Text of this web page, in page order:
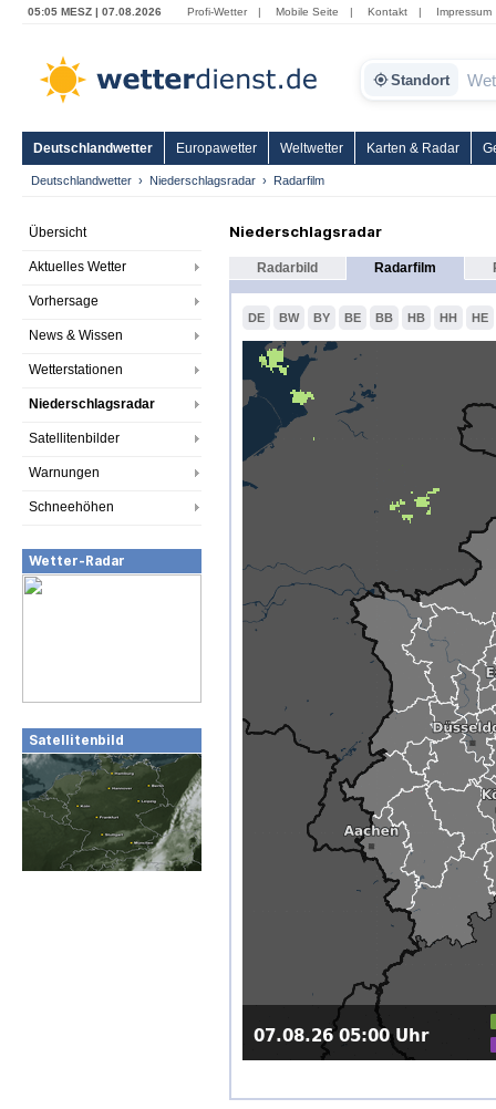
05:05 MESZ | 07.08.2026 Profi-Wetter | Mobile Seite | Kontakt | Impressum
Standort
Deutschlandwetter Europawetter Weltwetter Karten & Radar
Deutschlandwetter Niederschlagsradar Radarfilm
Übersicht
Aktuelles Wetter
Vorhersage
News & Wissen
Wetterstationen
Niederschlagsradar
Satellitenbilder
Warnungen
Schneehöhen
Wetter-Radar
Satellitenbild
Niederschlagsradar
Radarbild Radarfilm
DE BW BY BE BB HB HH HE